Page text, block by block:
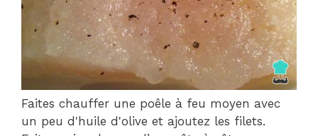
Faites chauffer une poêle à feu moyen avec
un peu d'huile d'olive et ajoutez les filets.